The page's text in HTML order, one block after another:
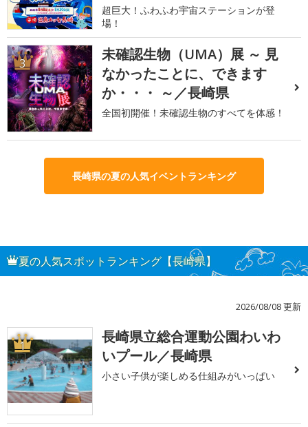
超巨大！ふわふわ宇宙ステーションが登
場！
3
未確認生物（UMA）展 ～ 見
なかったことに、できます
か・・・ ～／長崎県
全国初開催！未確認生物のすべてを体感！
長崎県の夏の人気イベントランキング
夏の人気スポットランキング【長崎県】
2026/08/08 更新
1
長崎県立総合運動公園わいわ
いプール／長崎県
小さい子供が楽しめる仕組みがいっぱい